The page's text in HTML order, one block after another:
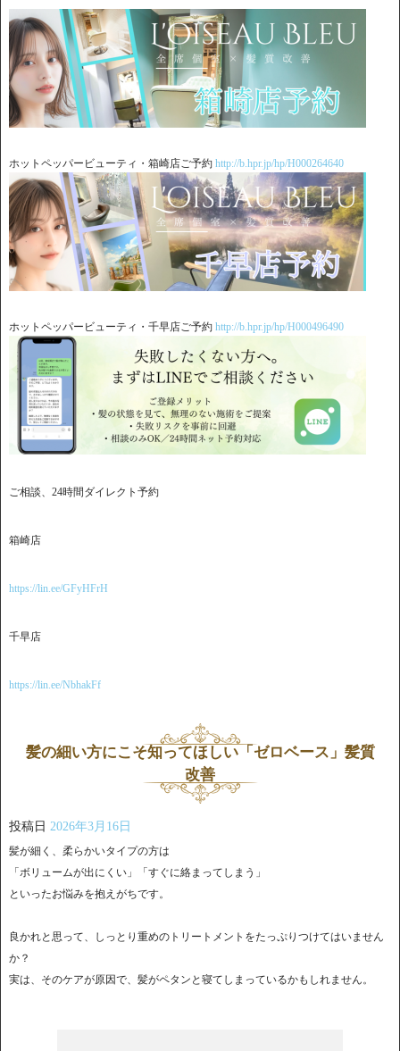
ホットペッパービューティ・箱崎店ご予約 http://b.hpr.jp/hp/H000264640
ホットペッパービューティ・千早店ご予約 http://b.hpr.jp/hp/H000496490
ご相談、24時間ダイレクト予約
箱崎店
https://lin.ee/GFyHFrH
千早店
https://lin.ee/NbhakFf
髪の細い方にこそ知ってほしい「ゼロベース」髪質
改善
投稿日 2026年3月16日
髪が細く、柔らかいタイプの方は
「ボリュームが出にくい」「すぐに絡まってしまう」
といったお悩みを抱えがちです。
良かれと思って、しっとり重めのトリートメントをたっぷりつけてはいません
か？
実は、そのケアが原因で、髪がペタンと寝てしまっているかもしれません。